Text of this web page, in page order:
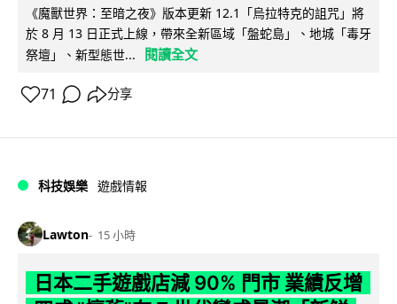
《魔獸世界：至暗之夜》版本更新 12.1「烏拉特克的詛咒」將
於 8 月 13 日正式上線，帶來全新區域「盤蛇島」、地城「毒牙
祭壇」、新型態世...
閱讀全文
71 分享
科技娛樂 遊戲情報
Lawton 15 小時
日本二手遊戲店減 90% 門市 業績反增